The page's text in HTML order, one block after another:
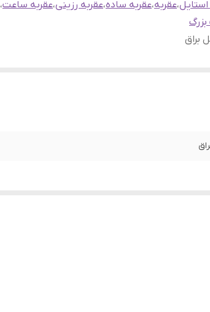
،عقربه،عقربه ساده،عقربه رزینی،عقربه ساعت،
براق